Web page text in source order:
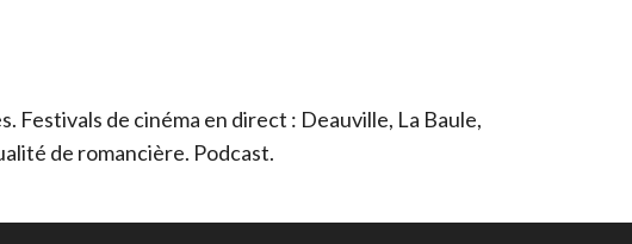
Festivals de cinéma en direct : Deauville, La Baule,
de romancière. Podcast.